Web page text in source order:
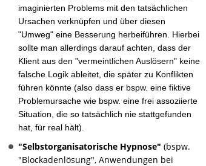
imaginierten Problems mit den tatsächlichen
Ursachen verknüpfen und über diesen
"Umweg" eine Besserung herbeiführen. Hierbei
sollte man allerdings darauf achten, dass der
Klient aus den "vermeintlichen Auslösern" keine
falsche Logik ableitet, die später zu Konflikten
führen könnte (also dass er bspw. eine fiktive
Problemursache wie bspw. eine frei assoziierte
Situation, die so tatsächlich nie stattgefunden
hat, für real hält).
"Selbstorganisatorische Hypnose" (bspw.
"Blockadenlösung", Anwendungen bei